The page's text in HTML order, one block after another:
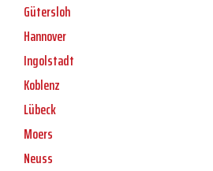
Gütersloh
Hannover
Ingolstadt
Koblenz
Lübeck
Moers
Neuss